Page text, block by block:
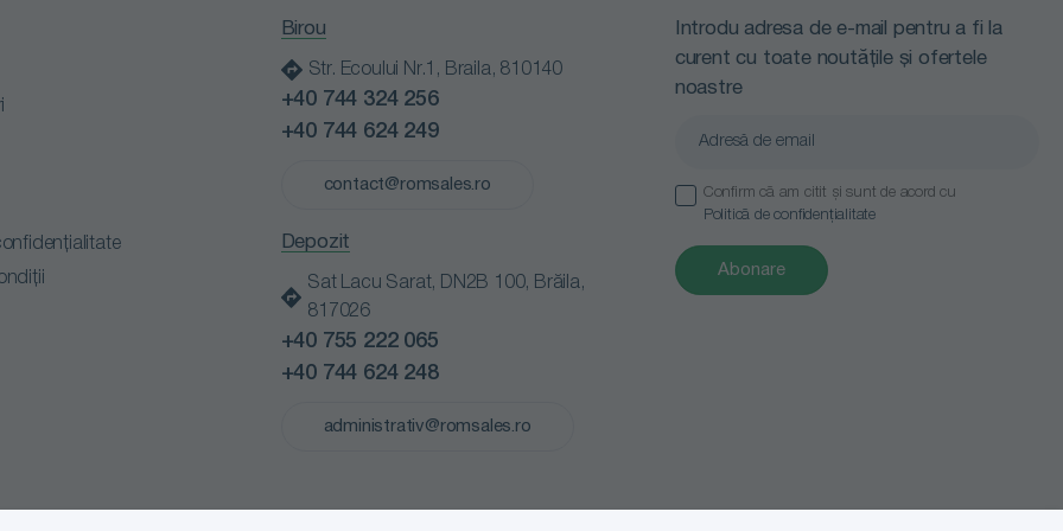
Birou
Str. Ecoului Nr.1, Braila, 810140
+40 744 324 256
+40 744 624 249
contact@romsales.ro
Depozit
Sat Lacu Sarat, DN2B 100, Brăila,
817026
+40 755 222 065
+40 744 624 248
administrativ@romsales.ro
Introdu adresa de e-mail pentru a fi la
curent cu toate noutățile și ofertele
noastre
Confirm că am citit și sunt de acord cu
Politică de confidențialitate
Abonare